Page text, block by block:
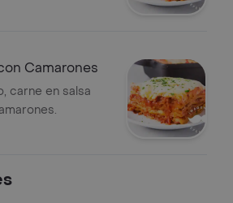
Camarones
carne en salsa